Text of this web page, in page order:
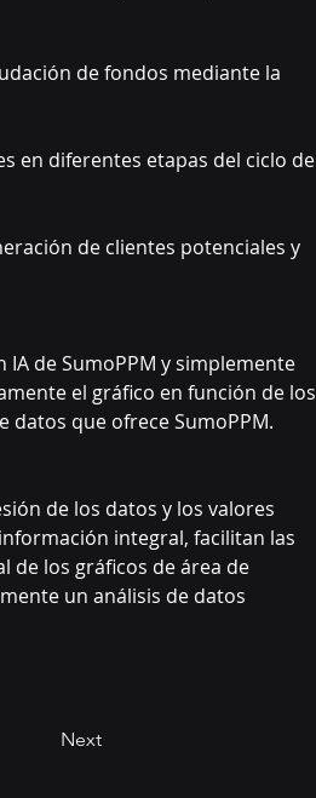
de fondos mediante la
en diferentes etapas del ciclo de
de clientes potenciales y
de SumoPPM y simplemente
el gráfico en función de los
datos que ofrece SumoPPM.
de los datos y los valores
integral, facilitan las
de los gráficos de área de
un análisis de datos
Next